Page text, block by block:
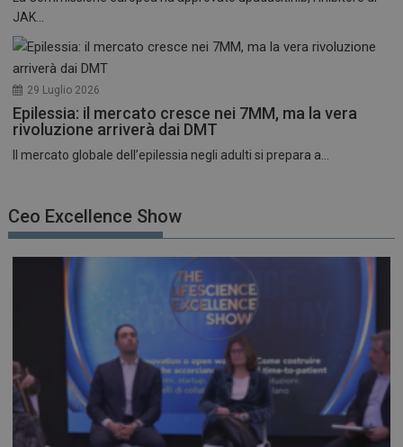
JAK...
29 Luglio 2026
Epilessia: il mercato cresce nei 7MM, ma la vera
rivoluzione arriverà dai DMT
Il mercato globale dell’epilessia negli adulti si prepara a...
Ceo Excellence Show